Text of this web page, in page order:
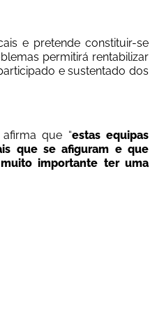
e pretende constituir-se
permitirá rentabilizar
e sustentado dos
que “estas equipas
que se afiguram e que
importante ter uma